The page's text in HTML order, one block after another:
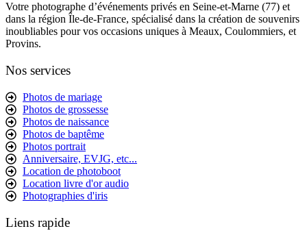
Votre photographe d’événements privés en Seine-et-Marne (77) et
dans la région Île-de-France, spécialisé dans la création de souvenirs
inoubliables pour vos occasions uniques à Meaux, Coulommiers, et
Provins.
Nos services
Photos de mariage
Photos de grossesse
Photos de naissance
Photos de baptême
Photos portrait
Anniversaire, EVJG, etc...
Location de photoboot
Location livre d'or audio
Photographies d'iris
Liens rapide